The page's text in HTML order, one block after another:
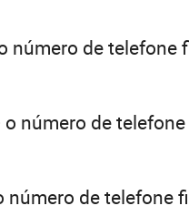
número de telefone
número de
número de telefone